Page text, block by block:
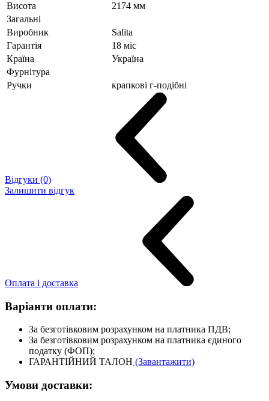
Висота
2174 мм
Загальні
Виробник
Salita
Гарантія
18 міс
Країна
Україна
Фурнітура
Ручки
крапкові г-подібні
Відгуки (0)
Залишити відгук
Оплата і доставка
Варіанти оплати:
За безготівковим розрахунком на платника ПДВ;
За безготівковим розрахунком на платника єдиного
податку (ФОП);
ГАРАНТІЙНИЙ ТАЛОН (Завантажити)
Умови доставки: